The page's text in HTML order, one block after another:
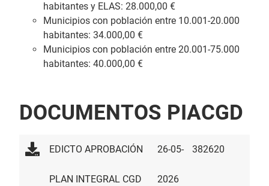
habitantes y ELAS: 28.000,00 €
Municipios con población entre 10.001-20.000
habitantes: 34.000,00 €
Municipios con población entre 20.001-75.000
habitantes: 40.000,00 €
DOCUMENTOS PIACGD
EDICTO APROBACIÓN
PLAN INTEGRAL CGD
26-05-
2026
382620